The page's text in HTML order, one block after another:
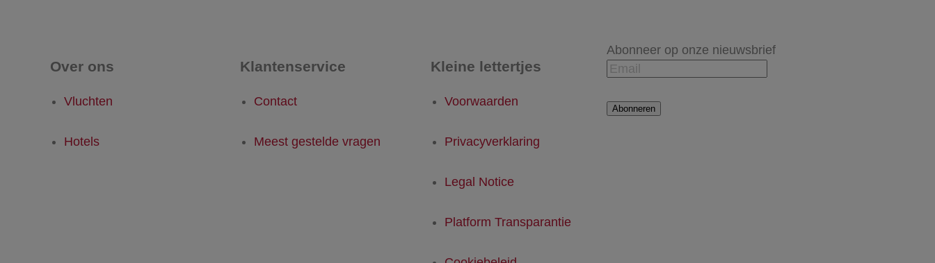
Over ons
Vluchten
Hotels
Klantenservice
Contact
Meest gestelde vragen
Kleine lettertjes
Voorwaarden
Privacyverklaring
Legal Notice
Platform Transparantie
Abonneer op onze nieuwsbrief
Abonneren